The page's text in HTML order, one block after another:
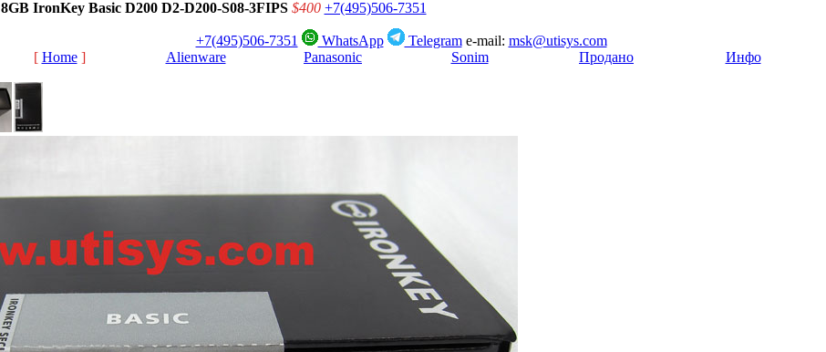
8GB IronKey Basic D200 D2-D200-S08-3FIPS$400 +7(495)506-7351
+7(495)506-7351 WhatsApp Telegrame-mail: msk@utisys.com
[ Home ] Alienware Panasonic Sonim Продано Инфо